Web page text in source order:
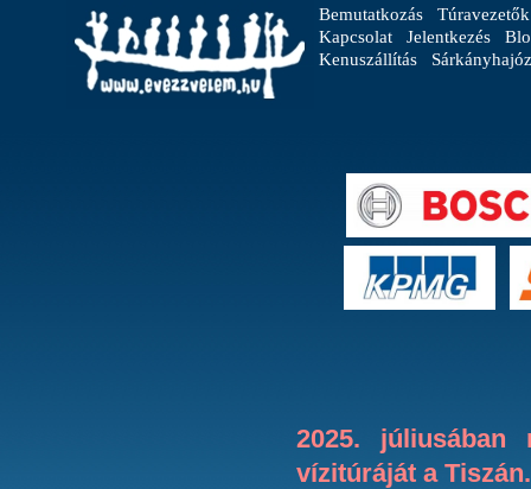
Bemutatkozás
Túravezetők
Kapcsolat
Jelentkezés
Kenuszállítás
2025.
vízitúráját a Tiszán.